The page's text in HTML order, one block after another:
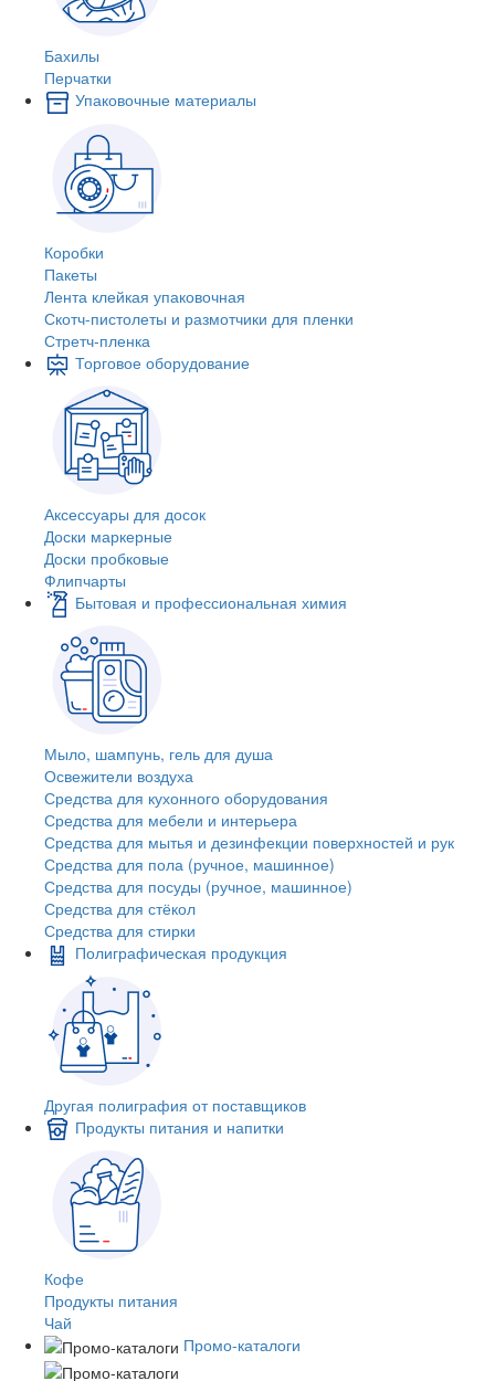
Бахилы
Перчатки
Упаковочные материалы
Коробки
Пакеты
Лента клейкая упаковочная
Скотч-пистолеты и размотчики для пленки
Стретч-пленка
Торговое оборудование
Аксессуары для досок
Доски маркерные
Доски пробковые
Флипчарты
Бытовая и профессиональная химия
Мыло, шампунь, гель для душа
Освежители воздуха
Средства для кухонного оборудования
Средства для мебели и интерьера
Средства для мытья и дезинфекции поверхностей и рук
Средства для пола (ручное, машинное)
Средства для посуды (ручное, машинное)
Средства для стёкол
Средства для стирки
Полиграфическая продукция
Другая полиграфия от поставщиков
Продукты питания и напитки
Кофе
Продукты питания
Чай
Промо-каталоги